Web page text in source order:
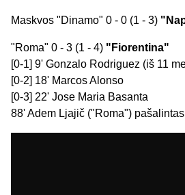
Maskvos "Dinamo" 0 - 0 (1 - 3)
"Roma" 0 - 3 (1 - 4) "Fiorentina"
[0-1] 9' Gonzalo Rodriguez (iš 11
[0-2] 18' Marcos Alonso
[0-3] 22' Jose Maria Basanta
88' Adem Ljajič ("Roma")